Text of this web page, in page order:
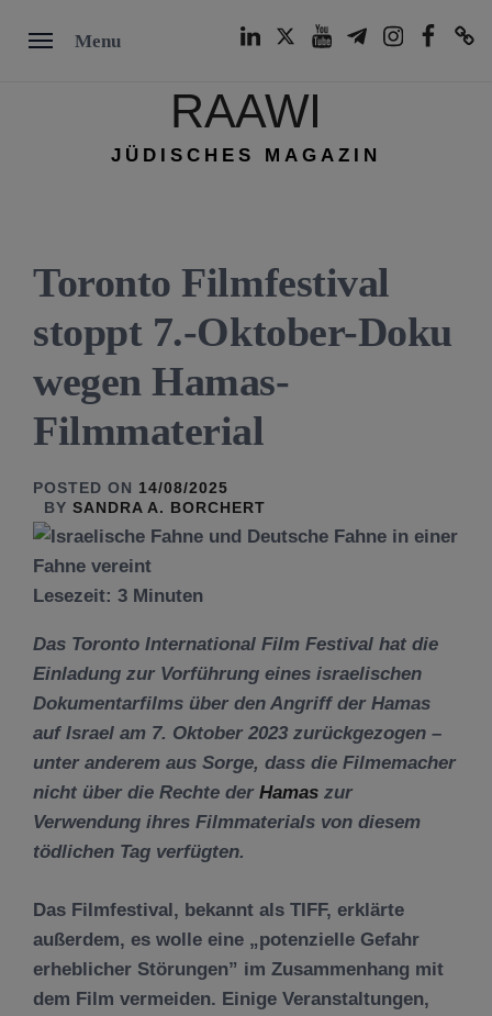
Menu
RAAWI
JÜDISCHES MAGAZIN
Toronto Filmfestival
stoppt 7.-Oktober-Doku
wegen Hamas-
Filmmaterial
POSTED ON 14/08/2025
BY SANDRA A. BORCHERT
Lesezeit: 3 Minuten
Das Toronto International Film Festival hat die
Einladung zur Vorführung eines israelischen
Dokumentarfilms über den Angriff der Hamas
auf Israel am 7. Oktober 2023 zurückgezogen –
unter anderem aus Sorge, dass die Filmemacher
nicht über die Rechte der Hamas zur
Verwendung ihres Filmmaterials von diesem
tödlichen Tag verfügten.
Das Filmfestival, bekannt als TIFF, erklärte
außerdem, es wolle eine „potenzielle Gefahr
erheblicher Störungen” im Zusammenhang mit
dem Film vermeiden. Einige Veranstaltungen,